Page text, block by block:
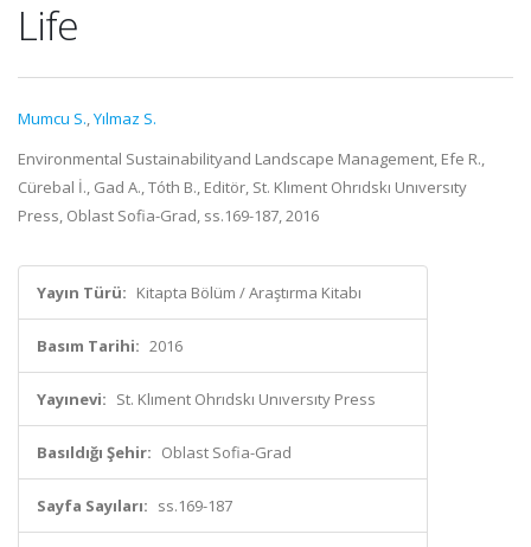
Life
Mumcu S.,Yılmaz S.
Environmental Sustainabilityand Landscape Management, Efe R.,
Cürebal İ., Gad A., Tóth B., Editör, St. Klıment Ohrıdskı Unıversıty
Press, Oblast Sofia-Grad, ss.169-187, 2016
Yayın Türü: Kitapta Bölüm / Araştırma Kitabı
Basım Tarihi: 2016
Yayınevi: St. Klıment Ohrıdskı Unıversıty Press
Basıldığı Şehir: Oblast Sofia-Grad
Sayfa Sayıları: ss.169-187